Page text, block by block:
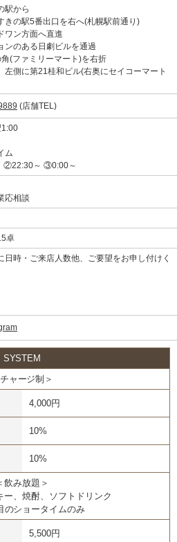
駅から
きの駅5番出口を右へ(札幌駅前通り)
ワン方面へ直進
ンのある日劇ビルを通過
(ファミリーマート)を右折
左側に第21桂和ビル(右奥にセイコーマート
(店舗TEL)
ム
②22:30～ ③0:00～
応相談
卓
日時・ご来店人数他、ご要望をお申し付けく
SYSTEM
ャージ制＞
4,000円
10%
10%
飲み放題＞
ー、焼酎、ソフトドリンク
のショータイムのみ
5,500円